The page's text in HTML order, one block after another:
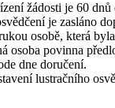
žádosti je 60 dnů
je zasláno
osobě, která
osoba povinna
dne doručení.
lustračního